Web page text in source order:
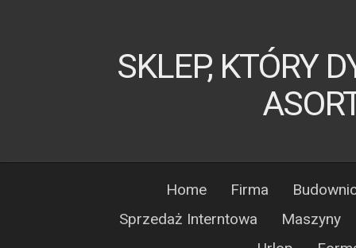
SKLEP, KTÓRY
Home Firma
Sprzedaż Interntowa
Maszyny